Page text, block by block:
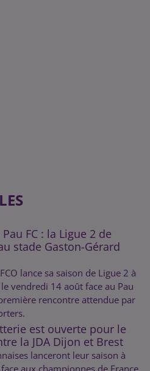
Pau FC : la Ligue 2 de
stade Gaston-Gérard
lance sa saison de Ligue 2 à
vendredi 14 août face au Pau
rencontre attendue par
est ouverte pour le
la JDA Dijon et Brest
lanceront leur saison à
aux championnes de France